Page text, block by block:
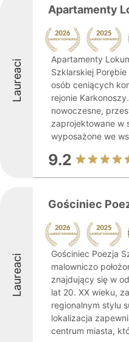
Laureaci
Apartamenty
Apartamenty
Szklarskiej
osób ceniących
rejonie
nowoczesne,
zaprojektowane w
wyposażone we
9.2
Laureaci
Gościniec
Gościniec Poezja
malowniczo
znajdujący się w
lat 20. XX wieku,
regionalnym stylu
lokalizacja
centrum miasta,